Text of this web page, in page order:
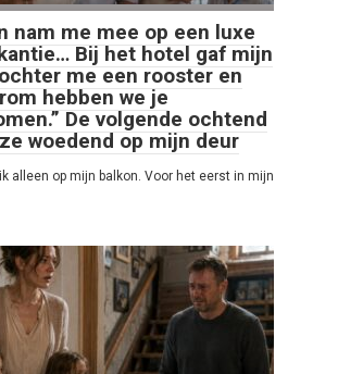
nam me mee op een luxe
Bij het hotel gaf mijn
me een rooster en
hebben we je
De volgende ochtend
woedend op mijn deur
alleen op mijn balkon. Voor het eerst in mijn